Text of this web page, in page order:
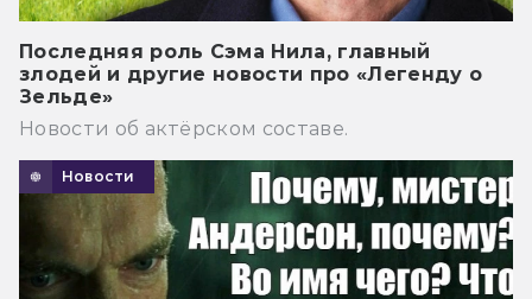
Последняя роль Сэма Нила, главный
злодей и другие новости про «Легенду о
Зельде»
Новости об актёрском составе.
Новости